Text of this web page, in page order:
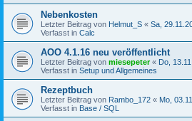
Nebenkosten
Letzter Beitrag von Helmut_S « Sa,
Verfasst in Calc
AOO 4.1.16 neu veröffentlicht
Letzter Beitrag von miesepeter« Do,
Verfasst in Setup und Allgemeines
Rezeptbuch
Letzter Beitrag von Rambo_172 « Mo,
Verfasst in Base / SQL